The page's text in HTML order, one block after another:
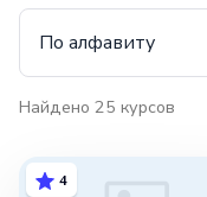
деньги при
следят за
и выгодные
По алфавиту
Найдено 25 курсов
4